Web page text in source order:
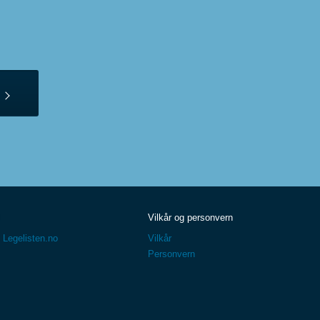
Legelisten.no
Vilkår og personvern
Vilkår
Personvern